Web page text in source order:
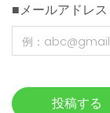
■メールアドレス
投稿する